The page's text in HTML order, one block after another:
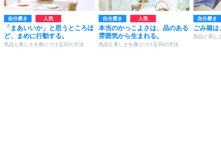
自分磨き
「まあいいか」と思うところほ
ど、まめに行動する。
気品と美しさを身につける30の方法
自分磨き
本当のかっこよさは、品のある
雰囲気から生まれる。
気品と美しさを身につける30の方法
自分磨き
ごみ箱は
気品と美し